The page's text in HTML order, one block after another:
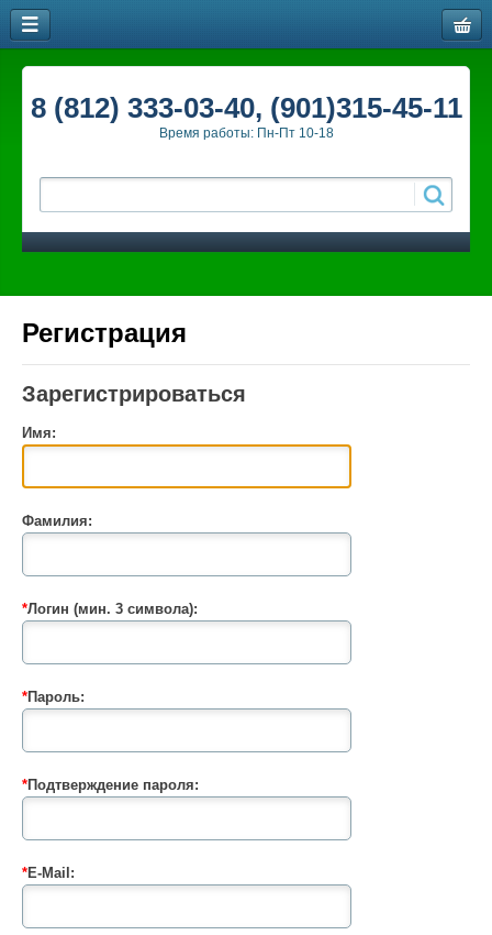
8 (812) 333-03-40, (901)315-45-11
Время работы: Пн-Пт 10-18
Регистрация
Зарегистрироваться
Имя:
Фамилия:
*Логин (мин. 3 символа):
*Пароль:
*Подтверждение пароля:
*E-Mail: